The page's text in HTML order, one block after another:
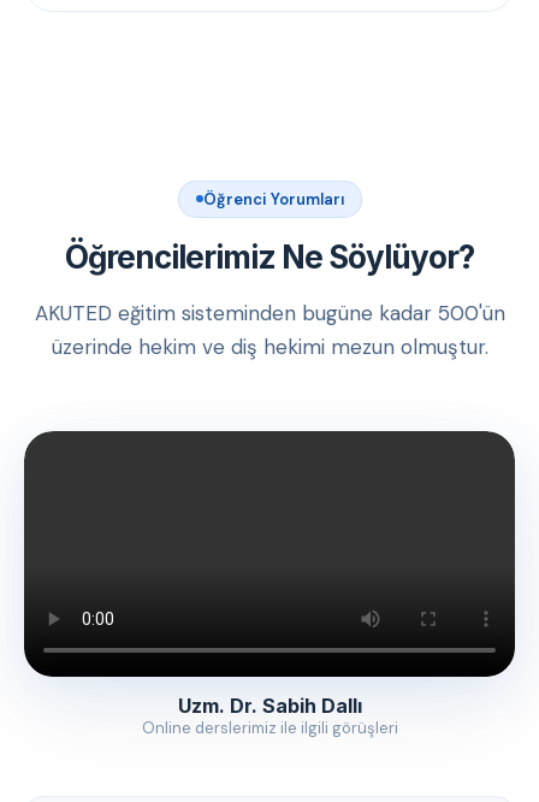
Öğrenci Yorumları
Öğrencilerimiz Ne Söylüyor?
AKUTED eğitim sisteminden bugüne kadar 500'ün
üzerinde hekim ve diş hekimi mezun olmuştur.
Uzm. Dr. Sabih Dallı
Online derslerimiz ile ilgili görüşleri